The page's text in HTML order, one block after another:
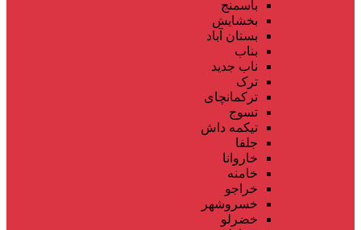
باسمنج
بخشایش
بستان آباد
بناب
ناب جدید
ترک
ترکمانچای
تسوج
تیکمه داش
جلفا
خاروانا
خامنه
خراجو
خسروشهر
خضرلو